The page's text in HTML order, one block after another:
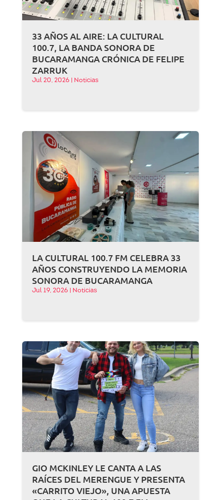
33 AÑOS AL AIRE: LA CULTURAL
100.7, LA BANDA SONORA DE
BUCARAMANGA CRÓNICA DE FELIPE
ZARRUK
Jul 20, 2026 Noticias
LA CULTURAL 100.7 FM CELEBRA 33
AÑOS CONSTRUYENDO LA MEMORIA
SONORA DE BUCARAMANGA
Jul 19, 2026 Noticias
GIO MCKINLEY LE CANTA A LAS
RAÍCES DEL MERENGUE Y PRESENTA
«CARRITO VIEJO», UNA APUESTA